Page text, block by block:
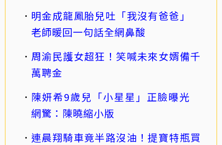
明金成龍鳳胎兒吐「我沒有爸爸」
老師暖回一句話全網鼻酸
周渝民護女超狂！笑喊未來女婿備千
萬聘金
陳妍希9歲兒「小星星」正臉曝光
網驚：陳曉縮小版
連晨翔騎車竟半路沒油！提寶特瓶買